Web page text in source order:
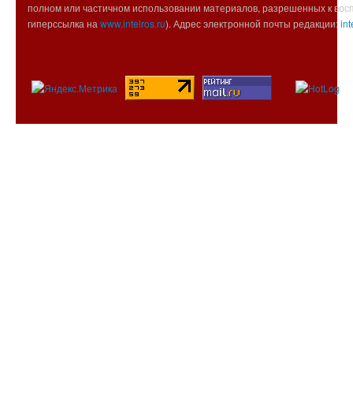
полном или частичном использовании материалов, разрешенных к
гиперссылка на www.intelros.ru). Адрес электронной почты редакции: